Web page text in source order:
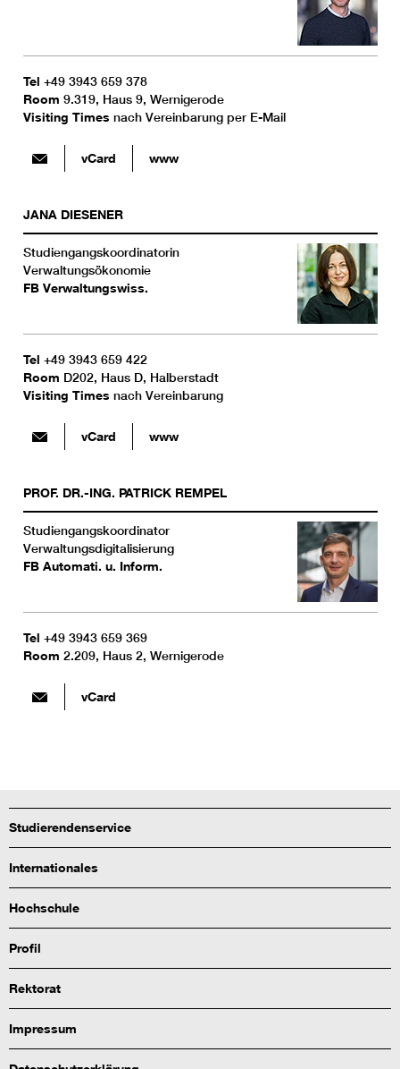
Tel +49 3943 659 378
Room 9.319, Haus 9, Wernigerode
Visiting Times nach Vereinbarung per E-Mail
vCard www
JANA DIESENER
Studiengangskoordinatorin
Verwaltungsökonomie
FB Verwaltungswiss.
Tel +49 3943 659 422
Room D202, Haus D, Halberstadt
Visiting Times nach Vereinbarung
vCard www
PROF. DR.-ING. PATRICK REMPEL
Studiengangskoordinator
Verwaltungsdigitalisierung
FB Automati. u. Inform.
Tel +49 3943 659 369
Room 2.209, Haus 2, Wernigerode
vCard
Studierendenservice
Internationales
Hochschule
Profil
Rektorat
Impressum